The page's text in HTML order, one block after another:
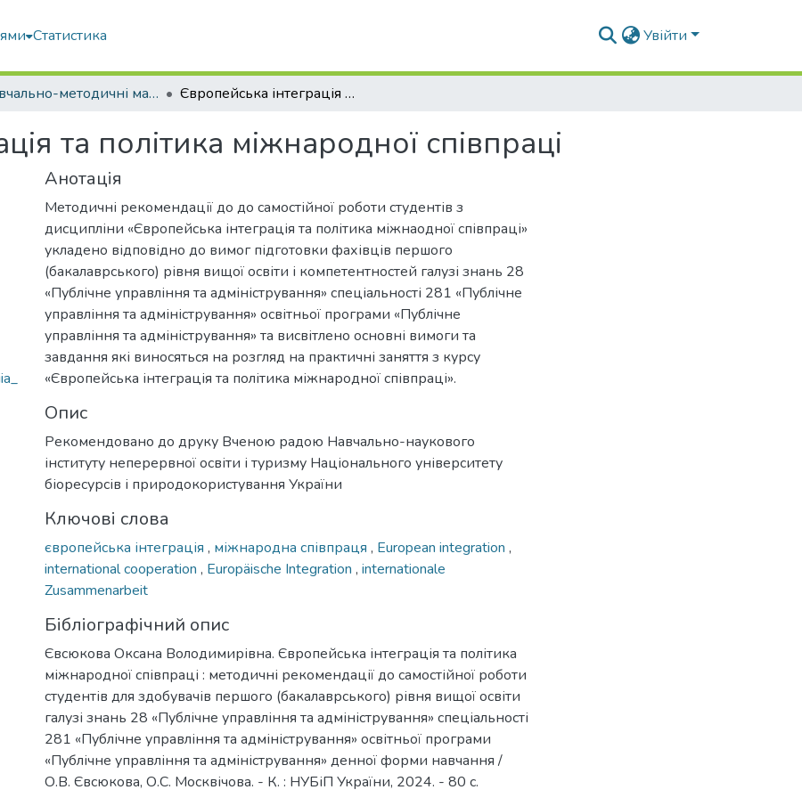
Статистика Увійти
Навчально-методичні матеріали Європейська інтеграція та політика міжнародної співпраці
та політика міжнародної співпраці
Анотація
Методичні рекомендації до до самостійної роботи студентів з
дисципліни «Європейська інтеграція та політика міжнаодної співпраці»
укладено відповідно до вимог підготовки фахівців першого
(бакалаврського) рівня вищої освіти і компетентностей галузі знань 28
«Публічне управління та адміністрування» спеціальності 281 «Публічне
управління та адміністрування» освітньої програми «Публічне
управління та адміністрування» та висвітлено основні вимоги та
завдання які виносяться на розгляд на практичні заняття з курсу
«Європейська інтеграція та політика міжнародної співпраці».
Опис
Рекомендовано до друку Вченою радою Навчально-наукового
інституту неперервної освіти і туризму Національного університету
біоресурсів і природокористування України
Ключові слова
європейська інтеграція , міжнародна співпраця , European integration ,
international cooperation , Europäische Integration , internationale
Zusammenarbeit
Бібліографічний опис
Євсюкова Оксана Володимирівна. Європейська інтеграція та політика
міжнародної співпраці : методичні рекомендації до самостійної роботи
студентів для здобувачів першого (бакалаврського) рівня вищої освіти
галузі знань 28 «Публічне управління та адміністрування» спеціальності
281 «Публічне управління та адміністрування» освітньої програми
«Публічне управління та адміністрування» денної форми навчання /
О.В. Євсюкова, О.С. Москвічова. - К. : НУБіП України, 2024. - 80 с.